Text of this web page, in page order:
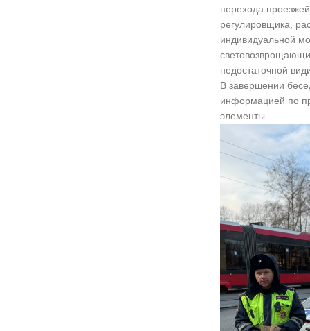
перехода
регулировщика,
индивидуальной
недостаточной
В завершении
информацией по
элементы.